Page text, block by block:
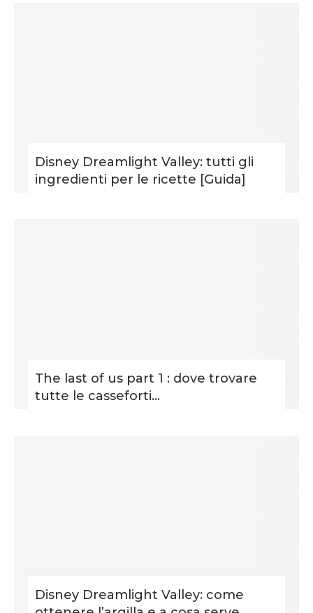
Disney Dreamlight Valley: tutti gli
ingredienti per le ricette [Guida]
The last of us part 1 : dove trovare
tutte le casseforti...
Disney Dreamlight Valley: come